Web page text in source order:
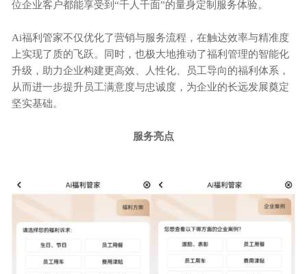
位企业客户都能享受到“千人千面”的量身定制服务体验。
Ai福利管家不仅优化了营销与服务流程，在触达效率与精准度
上实现了质的飞跃。同时，也极大地推动了福利管理的智能化
升级，助力企业构建更高效、人性化、员工导向的福利体系，
从而进一步提升员工满意度与忠诚度，为企业的长远发展奠定
坚实基础。
服务亮点